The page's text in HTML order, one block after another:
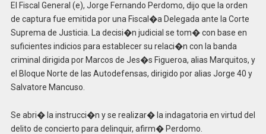
El Fiscal General (e), Jorge Fernando Perdomo, dijo que la orden
de captura fue emitida por una Fiscal�a Delegada ante la Corte
Suprema de Justicia. La decisi�n judicial se tom� con base en
suficientes indicios para establecer su relaci�n con la banda
criminal dirigida por Marcos de Jes�s Figueroa, alias Marquitos, y
el Bloque Norte de las Autodefensas, dirigido por alias Jorge 40 y
Salvatore Mancuso.
Se abri� la instrucci�n y se realizar� la indagatoria en virtud del
delito de concierto para delinquir, afirm� Perdomo.